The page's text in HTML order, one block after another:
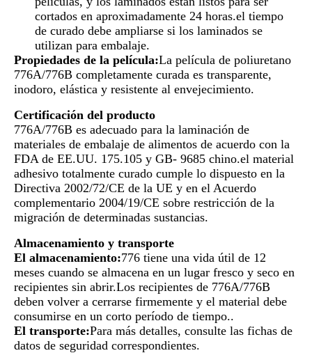
cortados en aproximadamente 24 horas.el tiempo
de curado debe ampliarse si los laminados se
utilizan para embalaje.
Propiedades de la película:La película de poliuretano
776A/776B completamente curada es transparente,
inodoro, elástica y resistente al envejecimiento.
Certificación del producto
776A/776B es adecuado para la laminación de
materiales de embalaje de alimentos de acuerdo con la
FDA de EE.UU. 175.105 y GB- 9685 chino.el material
adhesivo totalmente curado cumple lo dispuesto en la
Directiva 2002/72/CE de la UE y en el Acuerdo
complementario 2004/19/CE sobre restricción de la
migración de determinadas sustancias.
Almacenamiento y transporte
El almacenamiento:776 tiene una vida útil de 12
meses cuando se almacena en un lugar fresco y seco en
recipientes sin abrir.Los recipientes de 776A/776B
deben volver a cerrarse firmemente y el material debe
consumirse en un corto período de tiempo..
El transporte:Para más detalles, consulte las fichas de
datos de seguridad correspondientes.